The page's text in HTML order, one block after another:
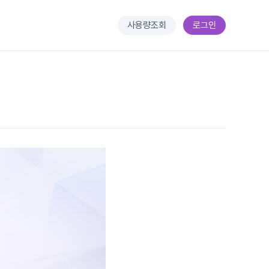
사용량조회 로그인